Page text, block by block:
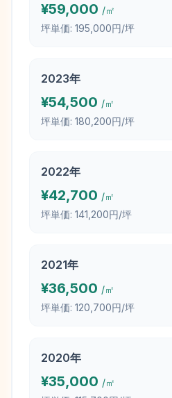
¥59,000 /㎡
坪単価: 195,000円/坪
2023年
¥54,500 /㎡
坪単価: 180,200円/坪
2022年
¥42,700 /㎡
坪単価: 141,200円/坪
2021年
¥36,500 /㎡
坪単価: 120,700円/坪
2020年
¥35,000 /㎡